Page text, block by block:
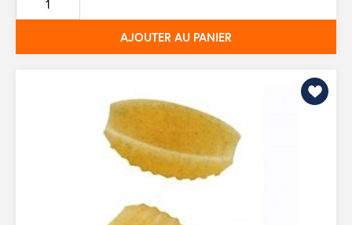
base
AJOUTER AU PANIER